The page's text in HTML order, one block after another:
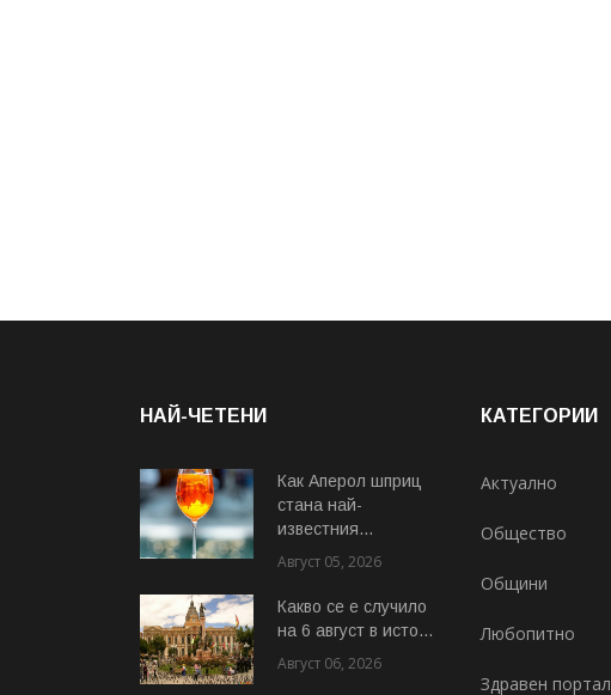
НАЙ-ЧЕТЕНИ
Как Аперол шприц
стана най-
известния...
Август 05, 2026
Какво се е случило
на 6 август в исто...
Август 06, 2026
КАТЕГОРИИ
Актуално
Общество
Общини
Любопитно
Здравен портал